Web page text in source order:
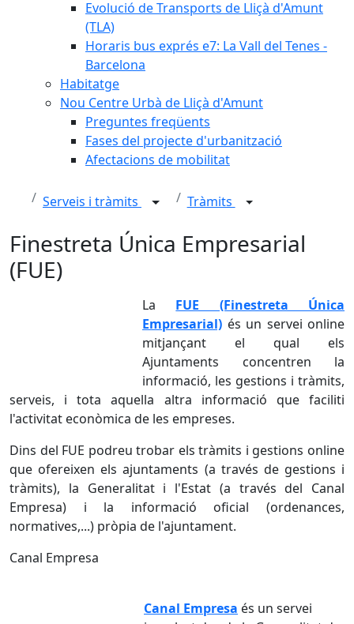
Evolució de Transports de Lliçà d'Amunt
(TLA)
Horaris bus exprés e7: La Vall del Tenes -
Barcelona
Habitatge
Nou Centre Urbà de Lliçà d'Amunt
Preguntes freqüents
Fases del projecte d'urbanització
Afectacions de mobilitat
Serveis i tràmits Tràmits
Finestreta Única Empresarial
(FUE)
La FUE (Finestreta Única
Empresarial) és un servei online
mitjançant el qual els
Ajuntaments concentren la
informació, les gestions i tràmits,
serveis, i tota aquella altra informació que faciliti
l'activitat econòmica de les empreses.
Dins del FUE podreu trobar els tràmits i gestions online
que ofereixen els ajuntaments (a través de gestions i
tràmits), la Generalitat i l'Estat (a través del Canal
Empresa) i la informació oficial (ordenances,
normatives,...) pròpia de l'ajuntament.
Canal Empresa
Canal Empresa és un servei